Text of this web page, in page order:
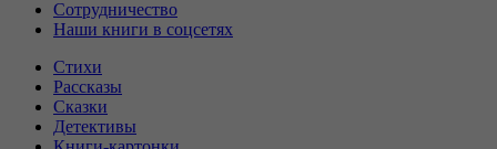
Сотрудничество
Наши книги в соцсетях
Стихи
Рассказы
Сказки
Детективы